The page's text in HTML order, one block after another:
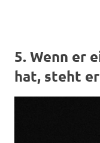
5. Wenn er
hat, steht